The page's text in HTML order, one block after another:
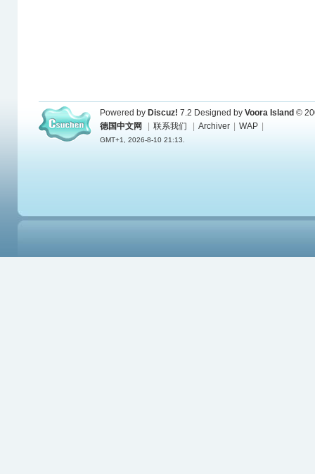
Powered by Discuz! 7.2 Designed by Voora Island ©
德国中文网
联系我们 Archiver WAP
GMT+1, 2026-8-10 21:13.